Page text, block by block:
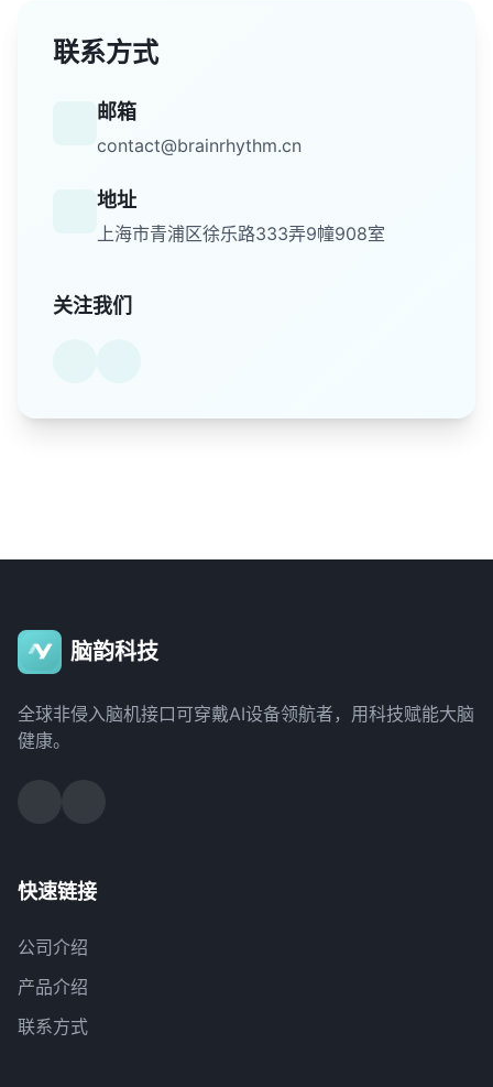
联系方式
邮箱
contact@brainrhythm.cn
地址
上海市青浦区徐乐路333弄9幢908室
关注我们
脑韵科技
全球非侵入脑机接口可穿戴AI设备领航者，用科技赋能大脑
健康。
快速链接
公司介绍
产品介绍
联系方式